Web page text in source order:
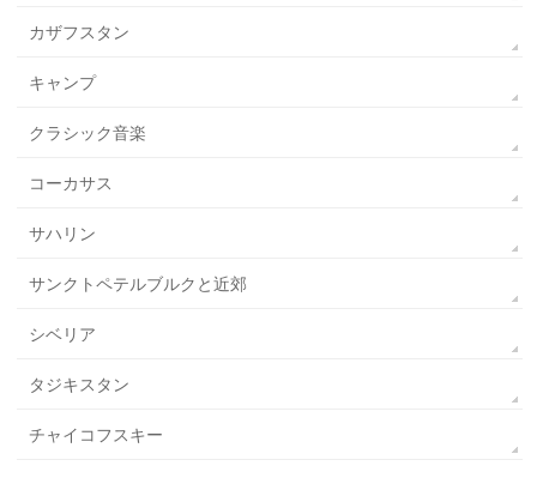
カザフスタン
キャンプ
クラシック音楽
コーカサス
サハリン
サンクトペテルブルクと近郊
シベリア
タジキスタン
チャイコフスキー